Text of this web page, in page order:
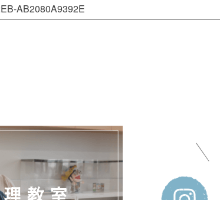
AB2080A9392E